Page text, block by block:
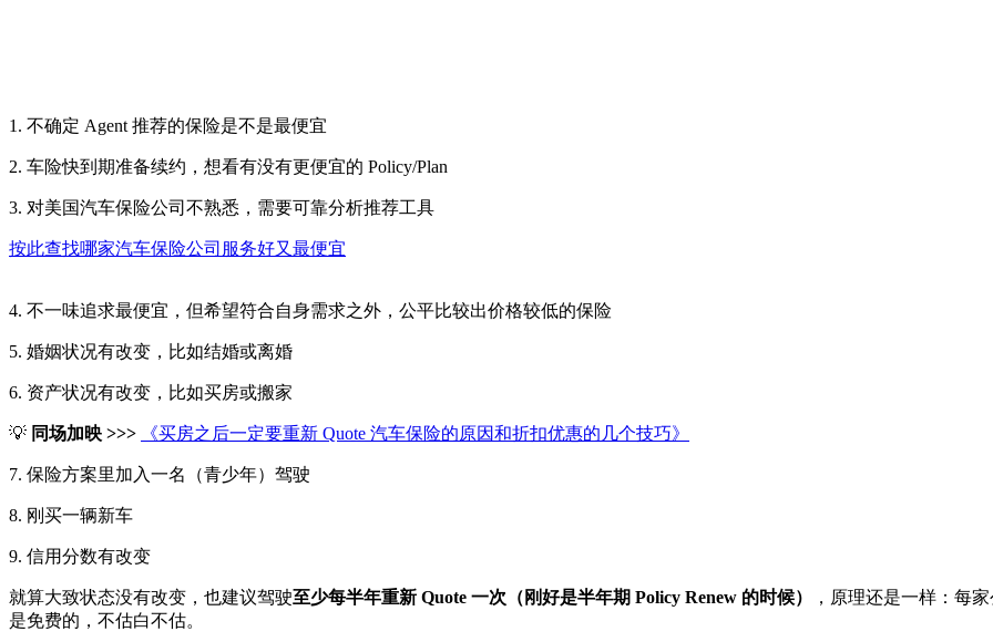
1. 不确定 Agent 推荐的保险是不是最便宜
2. 车险快到期准备续约，想看有没有更便宜的 Policy/Plan
3. 对美国汽车保险公司不熟悉，需要可靠分析推荐工具
按此查找哪家汽车保险公司服务好又最便宜
4. 不一味追求最便宜，但希望符合自身需求之外，公平比较出价格较低的保险
5. 婚姻状况有改变，比如结婚或离婚
6. 资产状况有改变，比如买房或搬家
💡 同场加映 >>> 《买房之后一定要重新 Quote 汽车保险的原因和折扣优惠的几个技巧》
7. 保险方案里加入一名（青少年）驾驶
8. 刚买一辆新车
9. 信用分数有改变
就算大致状态没有改变，也建议驾驶至少每半年重新 Quote 一次（刚好是半年期 Policy Renew 的时候）
，原理还是一样：每
是免费的，不估白不估。